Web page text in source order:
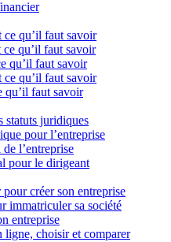
qu’il faut savoir
qu’il faut savoir
qu’il faut savoir
qu’il faut savoir
qu’il faut savoir
statuts juridiques
pour l’entreprise
l’entreprise
pour le dirigeant
créer son entreprise
immatriculer sa société
entreprise
ligne, choisir et comparer